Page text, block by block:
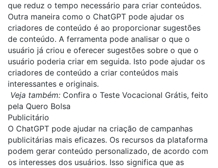
que reduz o tempo necessário para criar conteúdos.
Outra maneira como o ChatGPT pode ajudar os
criadores de conteúdo é ao proporcionar sugestões
de conteúdo. A ferramenta pode analisar o que o
usuário já criou e oferecer sugestões sobre o que o
usuário poderia criar em seguida. Isto pode ajudar os
criadores de conteúdo a criar conteúdos mais
interessantes e originais.
Veja também: Confira o Teste Vocacional Grátis, feito
pela Quero Bolsa
Publicitário
O ChatGPT pode ajudar na criação de campanhas
publicitárias mais eficazes. Os recursos da plataforma
podem gerar conteúdo personalizado, de acordo com
os interesses dos usuários. Isso significa que as